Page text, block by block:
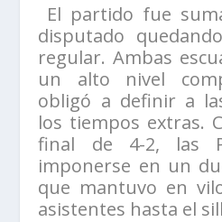
El partido fue
disputado
regular. Ambas
un alto nivel
obligó a definir a
los tiempos extras.
final de 4-2, las
imponerse en un
que mantuvo en
asistentes hasta el